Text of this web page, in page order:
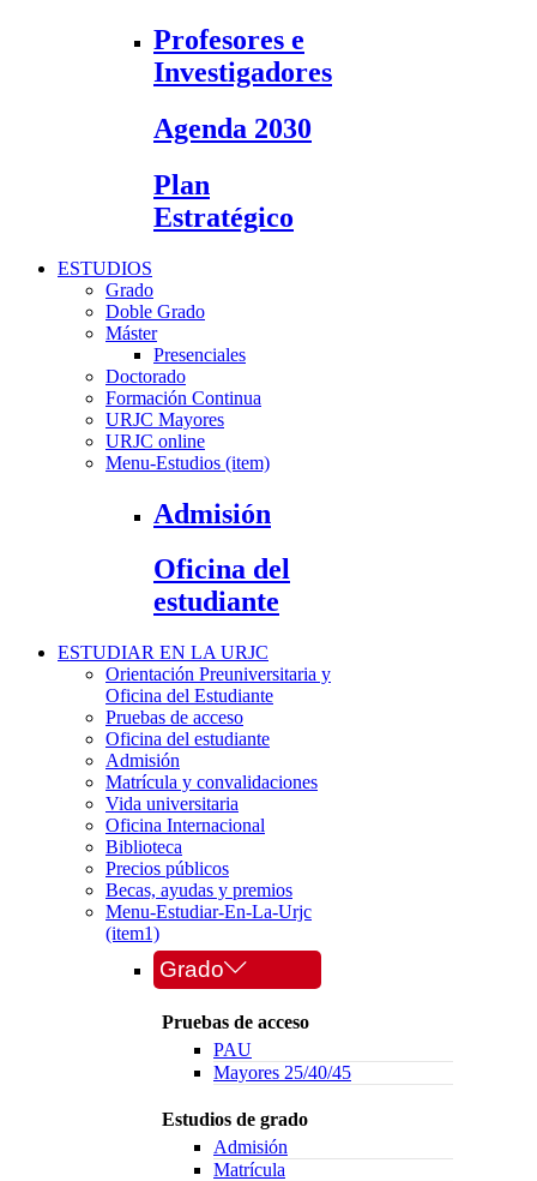
Profesores e
Investigadores
Agenda 2030
Plan
Estratégico
ESTUDIOS
Grado
Doble Grado
Máster
Presenciales
Doctorado
Formación Continua
URJC Mayores
URJC online
Menu-Estudios (item)
Admisión
Oficina del
estudiante
ESTUDIAR EN LA URJC
Orientación Preuniversitaria y
Oficina del Estudiante
Pruebas de acceso
Oficina del estudiante
Admisión
Matrícula y convalidaciones
Vida universitaria
Oficina Internacional
Biblioteca
Precios públicos
Becas, ayudas y premios
Menu-Estudiar-En-La-Urjc
(item1)
Grado
Pruebas de acceso
PAU
Mayores 25/40/45
Estudios de grado
Admisión
Matrícula